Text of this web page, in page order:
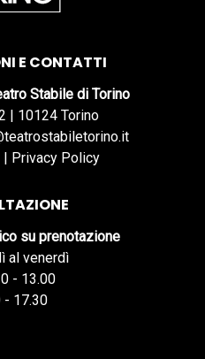
E CONTATTI
Stabile di Torino
| 10124 Torino
| Privacy Policy
su prenotazione
al venerdì
- 13.00
- 17.30